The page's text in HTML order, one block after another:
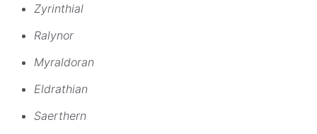
Zyrinthial
Ralynor
Myraldoran
Eldrathian
Saerthern